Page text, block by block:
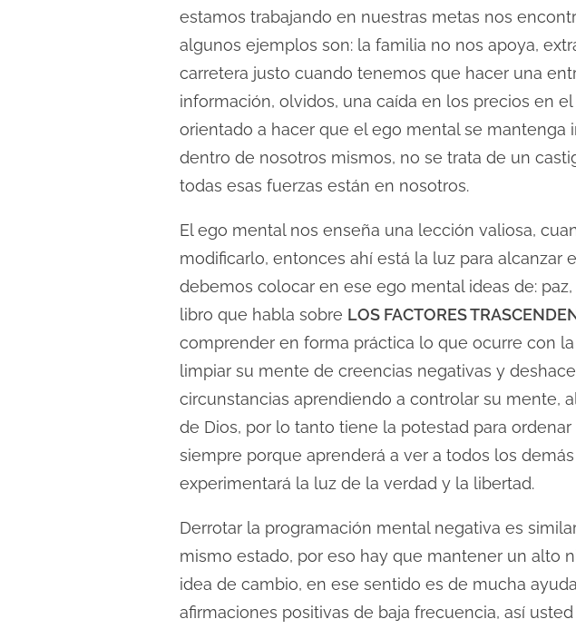
estamos trabajando en nuestras metas nos
algunos ejemplos son: la familia no nos apoya,
carretera justo cuando tenemos que hacer una
información, olvidos, una caída en los precios en
orientado a hacer que el ego mental se mantenga
dentro de nosotros mismos, no se trata de un
todas esas fuerzas están en nosotros.
El ego mental nos enseña una lección valiosa,
modificarlo, entonces ahí está la luz para
debemos colocar en ese ego mental ideas de:
libro que habla sobre LOS FACTORES
comprender en forma práctica lo que ocurre con
limpiar su mente de creencias negativas y
circunstancias aprendiendo a controlar su mente,
de Dios, por lo tanto tiene la potestad para
siempre porque aprenderá a ver a todos los
experimentará la luz de la verdad y la libertad.
Derrotar la programación mental negativa es
mismo estado, por eso hay que mantener un alto
idea de cambio, en ese sentido es de mucha ayuda
afirmaciones positivas de baja frecuencia, así